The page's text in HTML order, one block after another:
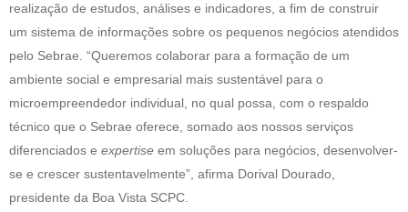
realização de estudos, análises e indicadores, a fim de construir
um sistema de informações sobre os pequenos negócios atendidos
pelo Sebrae. “Queremos colaborar para a formação de um
ambiente social e empresarial mais sustentável para o
microempreendedor individual, no qual possa, com o respaldo
técnico que o Sebrae oferece, somado aos nossos serviços
diferenciados e expertise em soluções para negócios, desenvolver-
se e crescer sustentavelmente”, afirma Dorival Dourado,
presidente da Boa Vista SCPC.